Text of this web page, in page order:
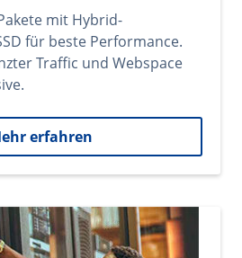
mit Hybrid-
für beste Performance.
Traffic und Webspace
erfahren